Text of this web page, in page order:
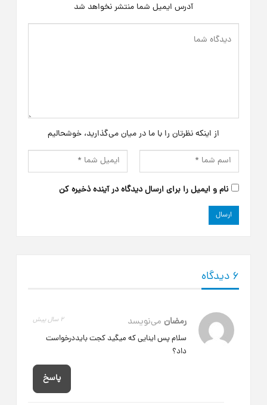
آدرس ایمیل شما منتشر نخواهد شد
از اینکه نظرتان را با ما در میان می‌گذارید، خوشحالیم
نام و ایمیل را برای ارسال دیدگاه در آینده ذخیره کن
6 دیدگاه
رمضان می‌نویسد 2 سال پیش
سلام پس اینایی که میگید کجت بایددرخواست
داد؟
پاسخ